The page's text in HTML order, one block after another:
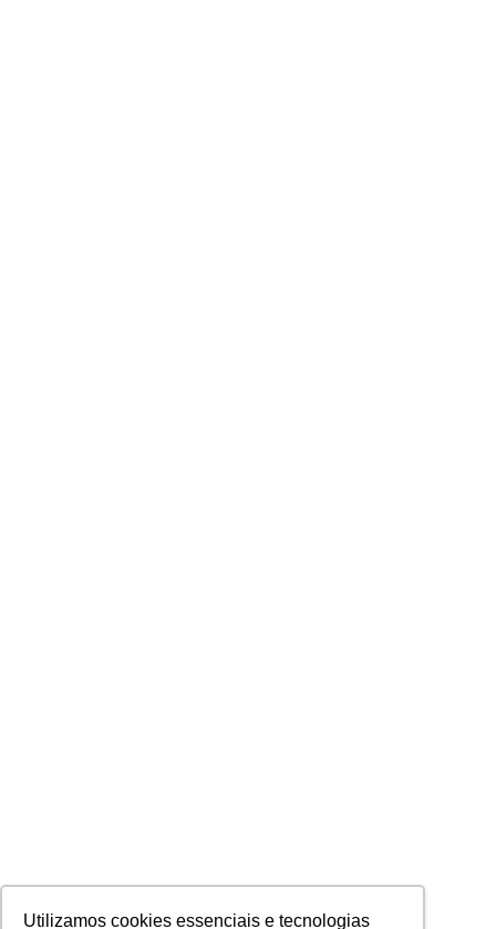
Utilizamos cookies essenciais e tecnologias